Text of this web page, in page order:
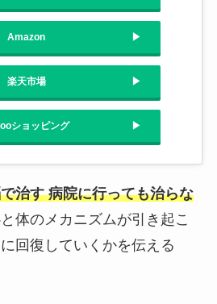
Amazon
楽天市場
ショッピング
治す 病院に行っても治らな
体のメカニズムが引き起こ
回復していくかを伝える